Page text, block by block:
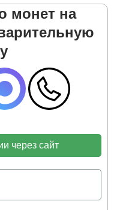
монет на
через сайт